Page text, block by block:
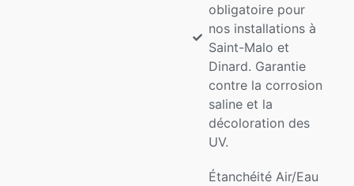
obligatoire pour
nos installations à
Saint-Malo et
Dinard. Garantie
contre la corrosion
saline et la
décoloration des
UV.
Étanchéité Air/Eau